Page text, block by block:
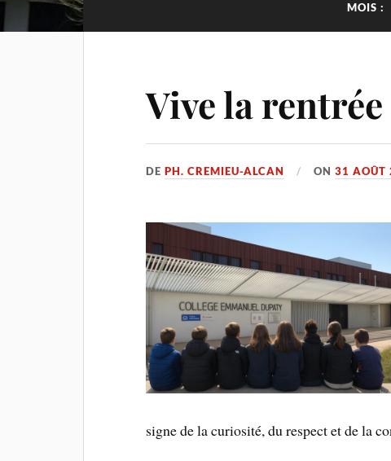
MOIS :
Vive la rentrée
DEPH. CREMIEU-ALCAN ON31 AOÛT
signe de la curiosité, du respect et de la